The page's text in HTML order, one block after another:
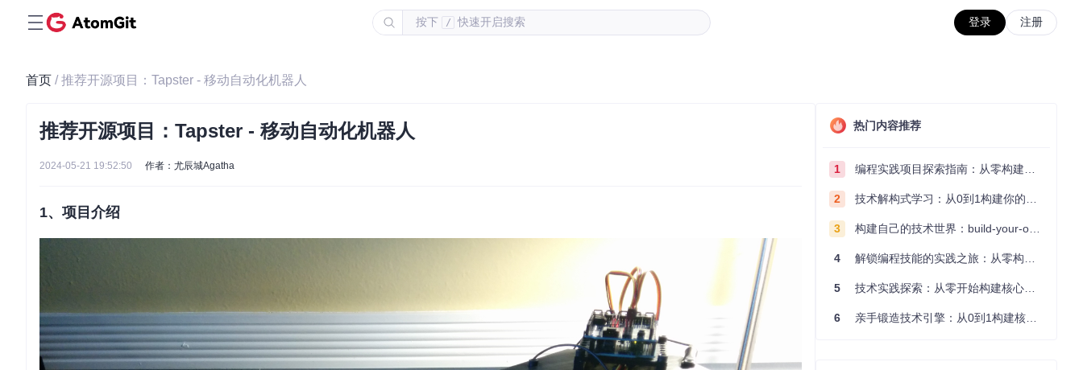
按下 / 快速开启搜索 登录 注册
首页 / 推荐开源项目：Tapster - 移动自动化机器人
推荐开源项目：Tapster - 移动自动化机器人
2024-05-21 19:52:50 作者：尤辰城Agatha
1、项目介绍
热门内容推荐
1 编程实践项目探索指南：从零构建技术能力体系
2 技术解构式学习：从0到1构建你的编程知识体系
3 构建自己的技术世界：build-your-own-x项目的实践探索指南
4 解锁编程技能的实践之旅：从零构建你的技术世界
5 技术实践探索：从零开始构建核心系统的实践指南
6 亲手锻造技术引擎：从0到1构建核心系统的实践指南